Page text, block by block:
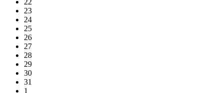
23
24
25
26
27
28
29
30
31
1